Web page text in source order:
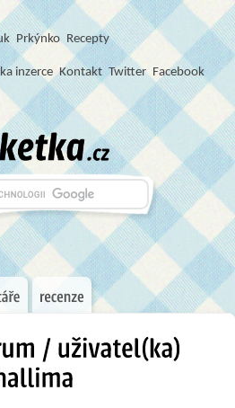
k Prkýnko Recepty
inzerce Kontakt Twitter Facebook